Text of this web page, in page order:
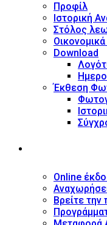
Προφίλ
Ιστορική
Στόλος
Οικονομικά
Download
Έκθεση
Online
Βρείτε την